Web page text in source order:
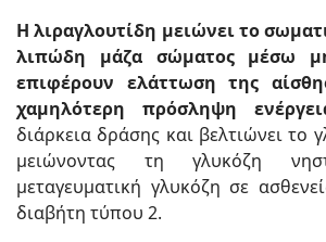
Η λιραγλουτίδη μειώνει το
λιπώδη μάζα σώματος μέσω
επιφέρουν ελάττωση της
χαμηλότερη πρόσληψη
διάρκεια δράσης και βελτιώνει το
μειώνοντας τη γλυκόζη
μεταγευματική γλυκόζη σε
διαβήτη τύπου 2.